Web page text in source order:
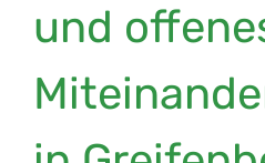
und